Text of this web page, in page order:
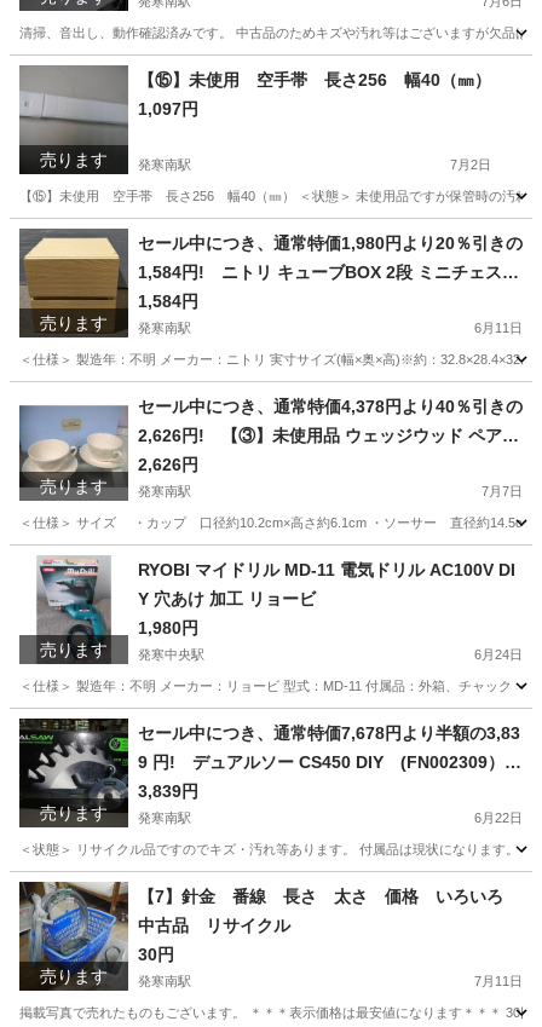
清掃、音出し、動作確認済みです。 中古品のためキズや汚れ等はございますが欠品
北海道 札幌市 発寒南駅 おもちゃ People
売ります
【⑮】未使用 空手帯 長さ256 幅40（㎜）
1,097円
発寒南駅 7月2日
【⑮】未使用 空手帯 長さ256 幅40（㎜） ＜状態＞ 未使用品ですが保管時の汚れ
北海道 札幌市 発寒南駅 武道、格闘技 電子マネー
売ります
セール中につき、通常特価1,980円より20％引きの
1,584円! ニトリ キューブBOX 2段 ミニチェスト
引き出し 幅32.8cm 奥行き28.4cm 高さ32.7cm NI
TORI
1,584円
発寒南駅 6月11日
＜仕様＞ 製造年：不明 メーカー：ニトリ 実寸サイズ(幅×奥×高)※約：
発寒南駅 収納家具 ミニチェスト
売ります
セール中につき、通常特価4,378円より40％引きの
2,626円! 【③】未使用品 ウェッジウッド ペアカ
ップ＆ソーサー 2客セット Wedgwood FESTIVIT
Y IVORY
2,626円
発寒南駅 7月7日
＜仕様＞ サイズ ・カップ 口径約10.2cm×高さ約6.1cm ・ソーサー 直径約14.5cm
北海道 札幌市 食器 Wedgwood
売ります
RYOBI マイドリル MD-11 電気ドリル AC100V DI
Y 穴あけ 加工 リョービ
1,980円
発寒中央駅 6月24日
＜仕様＞ 製造年：不明 メーカー：リョービ 型式：MD-11 付属品：外箱、チャック
北海道 札幌市 発寒中央駅 その他 北海道 札幌市
発寒南駅 その他
売ります
セール中につき、通常特価7,678円より半額の3,83
9 円! デュアルソー CS450 DIY (FN002309）切
断機
3,839円
発寒南駅 6月22日
＜状態＞ リサイクル品ですのでキズ・汚れ等あります。 付属品は現状になります。
北海道 札幌市 発寒南駅 生活家電 北海道 札幌市
発寒中央駅 生活家電 デュアルソー
売ります
【7】針金 番線 長さ 太さ 価格 いろいろ
中古品 リサイクル
30円
発寒南駅 7月11日
掲載写真で売れたものもございます。 ＊＊＊表示価格は最安値になります＊＊＊ 30